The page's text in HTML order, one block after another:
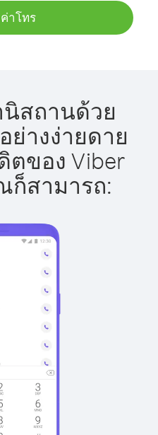
าโทร
สถานด้วย
ย่างง่ายดาย
ตของ Viber
ก็สามารถ: